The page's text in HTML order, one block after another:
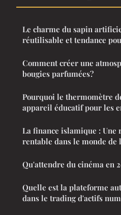
Le charme du sapin
réutilisable et tendance
Comment créer une
bougies parfumées?
Pourquoi le thermomètre
appareil éducatif pour les
La finance islamique :
rentable dans le monde de
Qu'attendre du cinéma en
Quelle est la plateforme
dans le trading d'actifs